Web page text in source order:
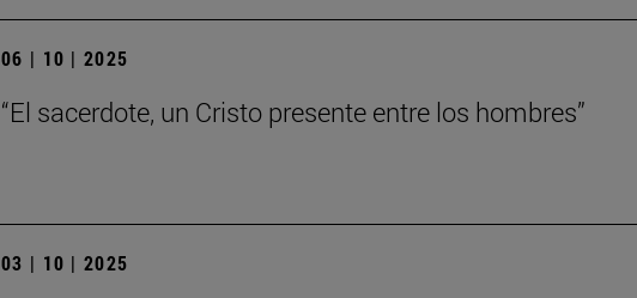
06 | 10 | 2025
“El sacerdote, un Cristo presente entre los hombres”
03 | 10 | 2025